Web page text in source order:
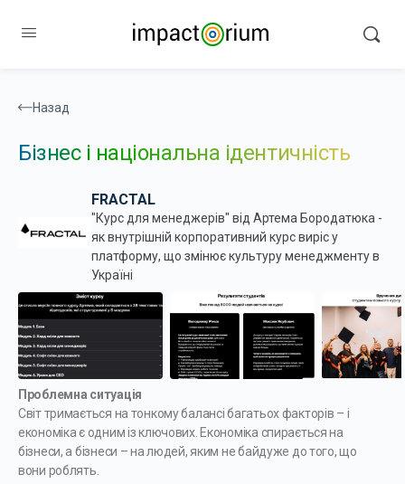
Назад
Бізнес і національна ідентичність
FRACTAL
"Курс для менеджерів" від Артема Бородатюка -
як внутрішній корпоративний курс виріс у
платформу, що змінює культуру менеджменту в
Україні
Проблемна ситуація
Світ тримається на тонкому балансі багатьох факторів – і
економіка є одним із ключових. Економіка спирається на
бізнеси, а бізнеси – на людей, яким не байдуже до того, що
вони роблять.